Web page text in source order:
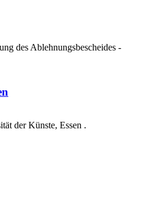
des Ablehnungsbescheides -
der Künste, Essen .